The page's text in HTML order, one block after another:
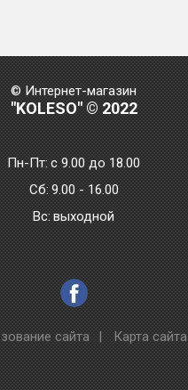
© Интернет-магазин
"KOLESO" © 2022
Пн-Пт:с 9.00 до 18.00
Сб: 9.00 - 16.00
Bc: выходной
сайта | Карта сайта